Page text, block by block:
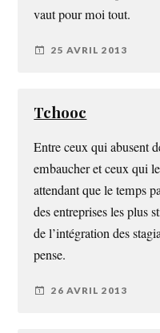
vaut pour moi tout.
25 AVRIL 2013
Tchooc
Entre ceux qui abusent
embaucher et ceux qui
attendant que le temps
des entreprises les plus
de l’intégration des
pense.
26 AVRIL 2013